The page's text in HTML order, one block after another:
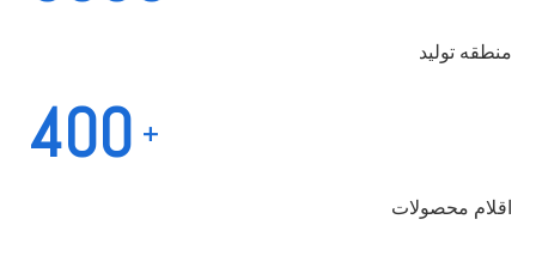
منطقه تولید
400 +
اقلام محصولات